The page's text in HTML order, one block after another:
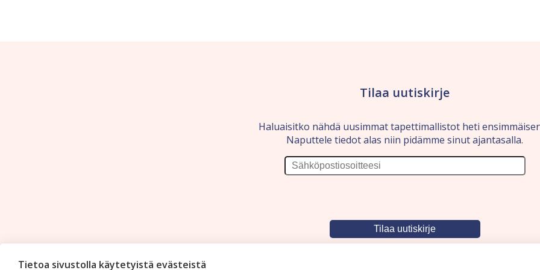
Tietoa sivustolla käytetyistä evästeistä
Tilaa uutiskirje
Haluaisitko nähdä uusimmat tapettimallistot heti
Naputtele tiedot alas niin pidämme sinut ajantasalla.